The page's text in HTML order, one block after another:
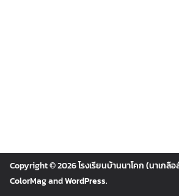
Copyright © 2026โรงเรียนบ้านนาโคก (นาเกลื
ColorMagandWordPress.